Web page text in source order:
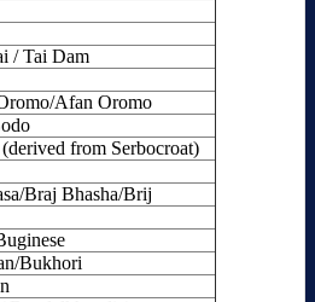
/ Tai Dam
Afan Oromo
from Serbocroat)
Braj Bhasha/Brij
Bukhori